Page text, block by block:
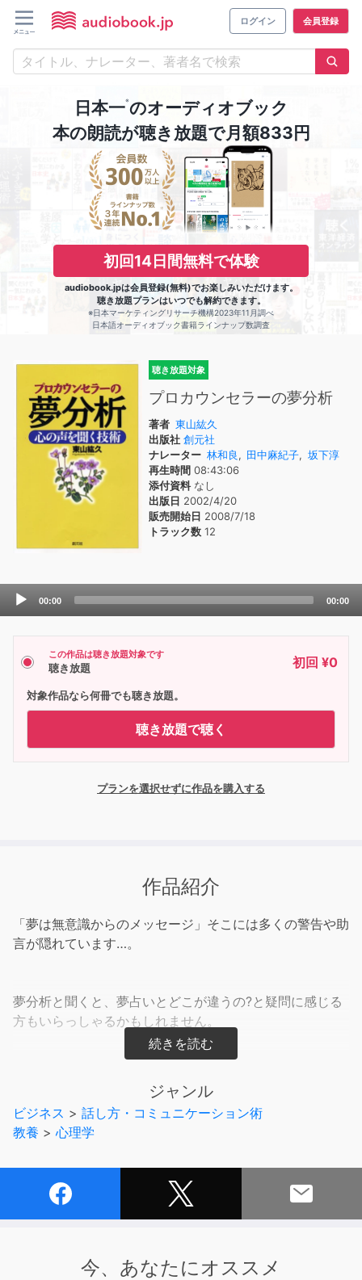
ログイン 会員登録
日本一※のオーディオブック
本の朗読が聴き放題で月額833円
初回14日間無料で体験
audiobook.jpは会員登録(無料)でお楽しみいただけます。
聴き放題プランはいつでも解約できます。
※日本マーケティングリサーチ機構2023年11月調べ
日本語オーディオブック書籍ラインナップ数調査
聴き放題対象
プロカウンセラーの夢分析
著者 東山紘久
出版社 創元社
ナレーター 林和良, 田中麻紀子, 坂下淳
再生時間 08:43:06
添付資料なし
出版日 2002/4/20
販売開始日 2008/7/18
トラック数 12
Audio
00:00 00:00
この作品は聴き放題対象です
聴き放題 初回 ¥0
対象作品なら何冊でも聴き放題。
聴き放題で聴く
プランを選択せずに作品を購入する
作品紹介
「夢は無意識からのメッセージ」そこには多くの警告や助
言が隠れています…。
夢分析と聞くと、夢占いとどこが違うの?と疑問に感じる
方もいらっしゃるかもしれません。
臨床心理学者でもある著者の東山紘久氏は、40年に渡っ
プロカウンセラーによる夢分析は、夢のメッセージを読み
解き、あなたの人生を豊かにしてくれるといいます。
まさに「夢」を与えてくれるでしょう。
ジャンル
ビジネス > 話し方・コミュニケーション術
教養 > 心理学
今、あなたにオススメ